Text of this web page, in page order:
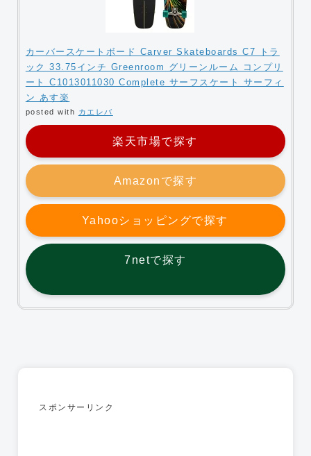
カーバースケートボード Carver Skateboards C7 トラ
ック 33.75インチ Greenroom グリーンルーム コンプリ
ート C1013011030 Complete サーフスケート サーフィ
ン あす楽
posted with カエレバ
楽天市場で探す
Amazonで探す
Yahooショッピングで探す
7netで探す
スポンサーリンク